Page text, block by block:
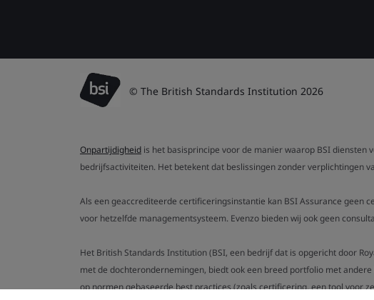
© The British Standards Institution 2026
Onpartijdigheid is het basisprincipe voor de manier waarop BSI
bedrijfsactiviteiten. Het betekent dat beslissingen zonder verplichtingen
Als een geaccrediteerde certificeringsinstantie kan BSI Assurance geen
voor hetzelfde managementsysteem. Evenzo bieden wij ook geen
Het British Standards Institution (BSI, een bedrijf dat is opgericht door
met de dochterondernemingen, biedt ook een breed portfolio met
op normen gebaseerde best practices (zoals certificering, een tool voor